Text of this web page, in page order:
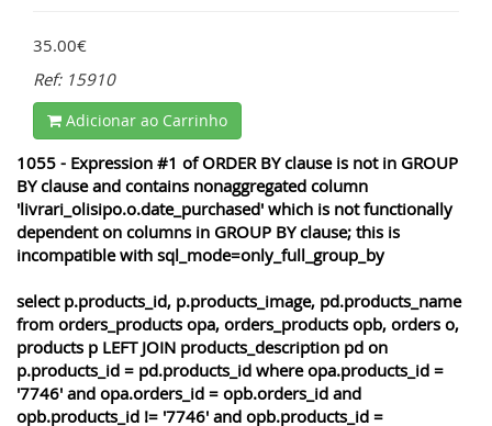
35.00€
Ref: 15910
Adicionar ao Carrinho
1055 - Expression #1 of ORDER BY clause is not in GROUP
BY clause and contains nonaggregated column
'livrari_olisipo.o.date_purchased' which is not functionally
dependent on columns in GROUP BY clause; this is
incompatible with sql_mode=only_full_group_by
select p.products_id, p.products_image, pd.products_name
from orders_products opa, orders_products opb, orders o,
products p LEFT JOIN products_description pd on
p.products_id = pd.products_id where opa.products_id =
'7746' and opa.orders_id = opb.orders_id and
opb.products_id != '7746' and opb.products_id =